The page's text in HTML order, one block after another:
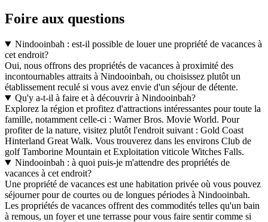
Foire aux questions
Nindooinbah : est-il possible de louer une propriété de vacances à
cet endroit?
Oui, nous offrons des propriétés de vacances à proximité des
incontournables attraits à Nindooinbah, ou choisissez plutôt un
établissement reculé si vous avez envie d'un séjour de détente.
Qu'y a-t-il à faire et à découvrir à Nindooinbah?
Explorez la région et profitez d'attractions intéressantes pour toute la
famille, notamment celle-ci : Warner Bros. Movie World. Pour
profiter de la nature, visitez plutôt l'endroit suivant : Gold Coast
Hinterland Great Walk. Vous trouverez dans les environs Club de
golf Tamborine Mountain et Exploitation viticole Witches Falls.
Nindooinbah : à quoi puis-je m'attendre des propriétés de
vacances à cet endroit?
Une propriété de vacances est une habitation privée où vous pouvez
séjourner pour de courtes ou de longues périodes à Nindooinbah.
Les propriétés de vacances offrent des commodités telles qu'un bain
à remous, un foyer et une terrasse pour vous faire sentir comme si